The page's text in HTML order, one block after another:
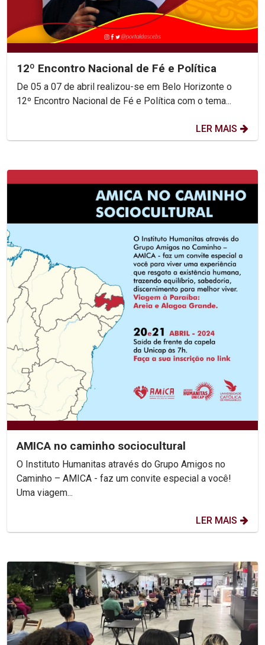
12º Encontro Nacional de Fé e Política
De 05 a 07 de abril realizou-se em Belo Horizonte o
12º Encontro Nacional de Fé e Política com o tema...
LER MAIS
AMICA no caminho sociocultural
O Instituto Humanitas através do Grupo Amigos no
Caminho – AMICA - faz um convite especial a você!
Uma viagem...
LER MAIS